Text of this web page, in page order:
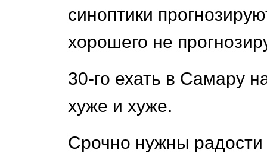
синоптики
хорошего не
30-го ехать в Самару
хуже и хуже.
Срочно нужны